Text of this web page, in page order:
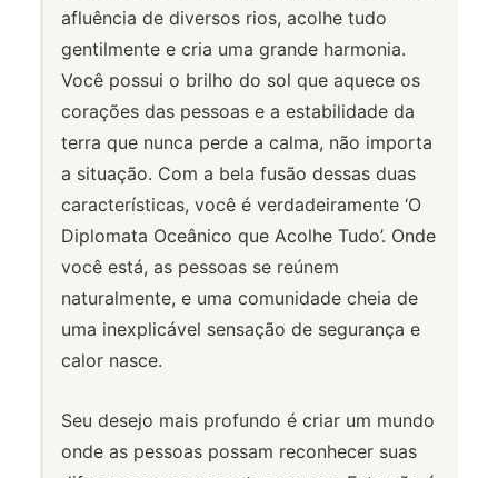
afluência de diversos rios, acolhe tudo
gentilmente e cria uma grande harmonia.
Você possui o brilho do sol que aquece os
corações das pessoas e a estabilidade da
terra que nunca perde a calma, não importa
a situação. Com a bela fusão dessas duas
características, você é verdadeiramente ‘O
Diplomata Oceânico que Acolhe Tudo’. Onde
você está, as pessoas se reúnem
naturalmente, e uma comunidade cheia de
uma inexplicável sensação de segurança e
calor nasce.
Seu desejo mais profundo é criar um mundo
onde as pessoas possam reconhecer suas